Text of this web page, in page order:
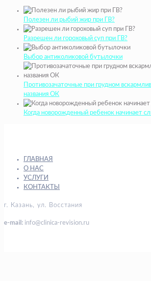
Полезен ли рыбий жир при ГВ?
Разрешен ли гороховый суп при ГВ?
Выбор антиколиковой бутылочки
Противозачаточные при грудном
названия ОК
Когда новорожденный ребенок начинает
ГЛАВНАЯ
О НАС
УСЛУГИ
КОНТАКТЫ
г. Казань, ул. Восстания
e-mail: info@clinica-revision.ru